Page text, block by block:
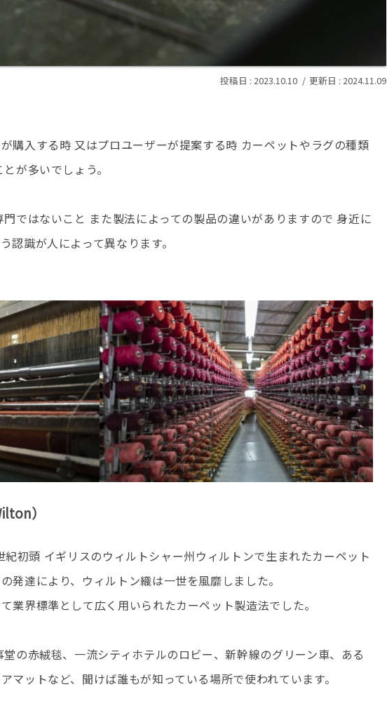
2023.10.10 2024.11.09
購入する時 又はプロユーザーが提案する時 カーペットやラグの種類
が多いでしょう。
ではないこと また製法によっての製品の違いがありますので 身近に
認識が人によって異なります。
）
初頭 イギリスのウィルトシャー州ウィルトンで生まれたカーペット
発達により、ウィルトン織は一世を風靡しました。
業界標準として広く用いられたカーペット製造法でした。
の赤絨毯、一流シティホテルのロビー、新幹線のグリーン車、ある
マットなど、聞けば誰もが知っている場所で使われています。